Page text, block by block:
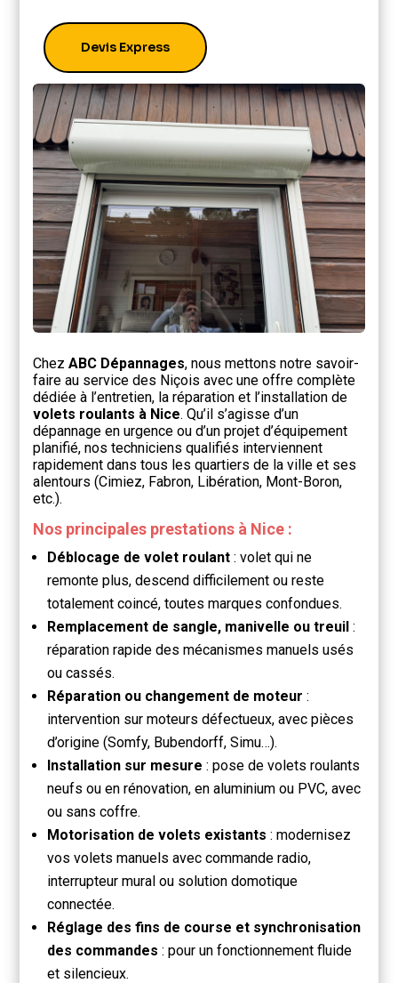
Devis Express
ChezABC Dépannages, nous mettons notre savoir-
faire au service des Niçois avec une offre complète
dédiée à l’entretien, la réparation et l’installation de
volets roulants à Nice. Qu’il s’agisse d’un
dépannage en urgence ou d’un projet d’équipement
planifié, nos techniciens qualifiés interviennent
rapidement dans tous les quartiers de la ville et ses
alentours (Cimiez, Fabron, Libération, Mont-Boron,
etc.).
Nos principales prestations à Nice :
Déblocage de volet roulant : volet qui ne
remonte plus, descend difficilement ou reste
totalement coincé, toutes marques confondues.
Remplacement de sangle, manivelle ou treuil :
réparation rapide des mécanismes manuels usés
ou cassés.
Réparation ou changement de moteur :
intervention sur moteurs défectueux, avec pièces
d’origine (Somfy, Bubendorff, Simu…).
Installation sur mesure : pose de volets roulants
neufs ou en rénovation, en aluminium ou PVC, avec
ou sans coffre.
Motorisation de volets existants : modernisez
vos volets manuels avec commande radio,
interrupteur mural ou solution domotique
connectée.
Réglage des fins de course et synchronisation
des commandes : pour un fonctionnement fluide
et silencieux.